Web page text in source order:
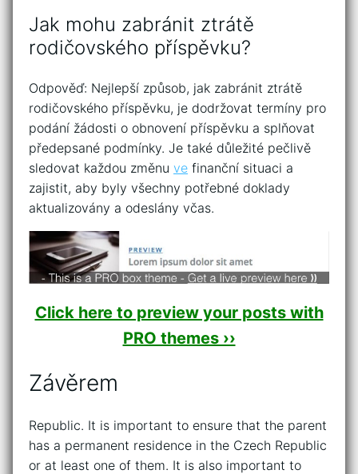
Jak mohu zabránit ztrátě
rodičovského příspěvku?
Odpověď: Nejlepší způsob, jak zabránit ztrátě
rodičovského příspěvku, je dodržovat termíny pro
podání žádosti o obnovení příspěvku a splňovat
předepsané podmínky. Je také důležité pečlivě
sledovat každou změnu ve finanční situaci a
zajistit, aby byly všechny potřebné doklady
aktualizovány a odeslány včas.
Click here to preview your posts with
PRO themes ››
Závěrem
Republic. It is important to ensure that the parent
has a permanent residence in the Czech Republic
or at least one of them. It is also important to